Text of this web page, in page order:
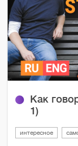
Как
1)
интересное